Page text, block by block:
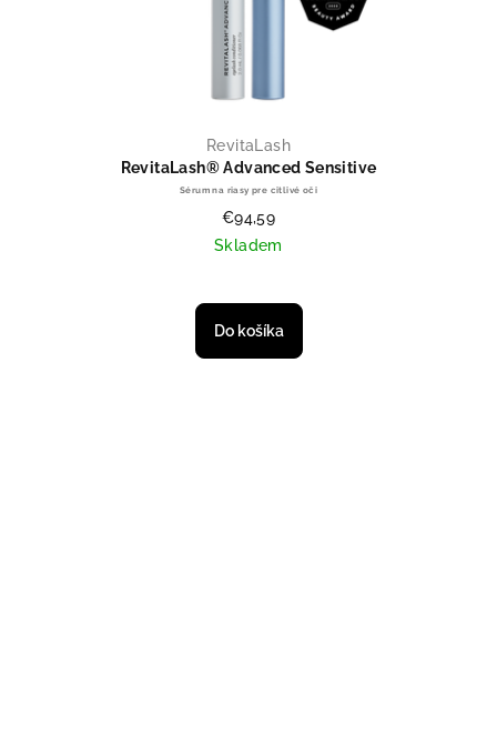
RevitaLash
RevitaLash® Advanced Sensitive
Sérum na riasy pre citlivé oči
€94,59
Skladem
Do košíka